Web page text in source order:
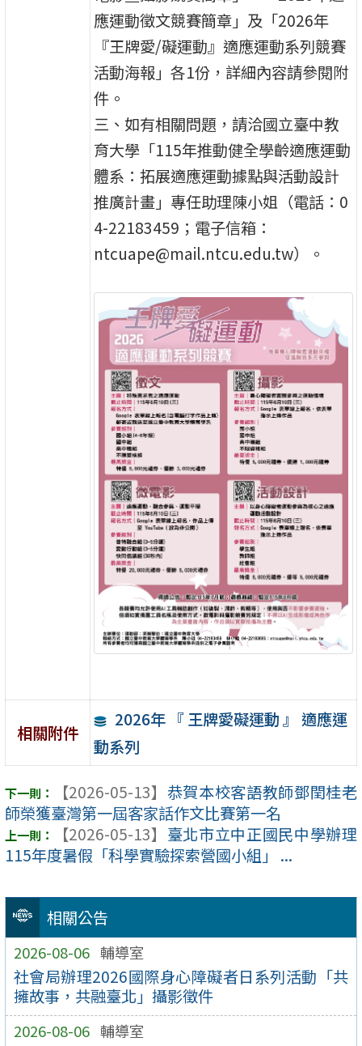
相關公告
2026-08-06 輔導室
社會局辦理2026國際身心障礙者日系列活動「共
擁故事，共融臺北」攝影徵件
2026-08-06 輔導室
應運動徵文競賽簡章」及「2026年
『王牌愛/礙運動』適應運動系列競賽
活動海報」各1份，詳細內容請參閱附
件。
三、如有相關問題，請洽國立臺中教
育大學「115年推動健全學齡適應運動
體系：拓展適應運動據點與活動設計
推廣計畫」專任助理陳小姐（電話：0
4-22183459；電子信箱：
ntcuape@mail.ntcu.edu.tw）。
相關附件
2026年 『 王牌愛礙運動 』 適應運
動系列
【2026-05-13】 恭賀本校客語教師鄧閏桂老
師榮獲臺灣第一屆客家話作文比賽第一名
【2026-05-13】 臺北市立中正國民中學辦理
115年度暑假「科學實驗探索營國小組」 ...